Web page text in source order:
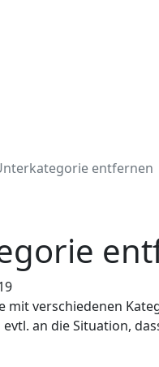
entfernen
mit verschiedenen
an die Situation,